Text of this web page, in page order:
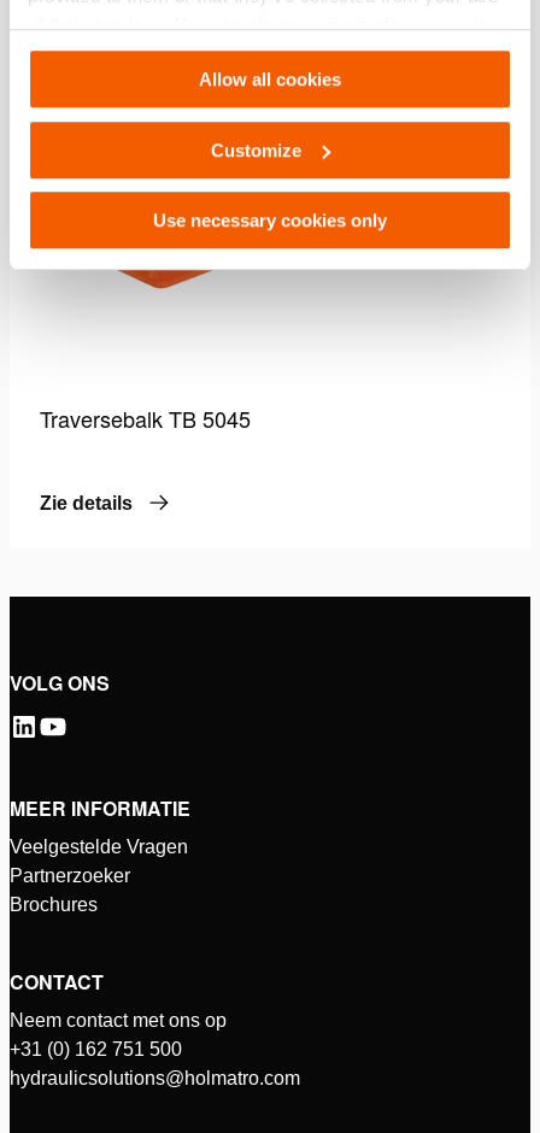
of their services. You can change your preferences via
Settings. See ourcookiestatement.
Allow all cookies
Customize
Use necessary cookies only
Traversebalk TB 5045
Zie details
VOLG ONS
MEER INFORMATIE
Veelgestelde Vragen
Partnerzoeker
Brochures
CONTACT
Neem contact met ons op
+31 (0) 162 751 500
hydraulicsolutions@holmatro.com